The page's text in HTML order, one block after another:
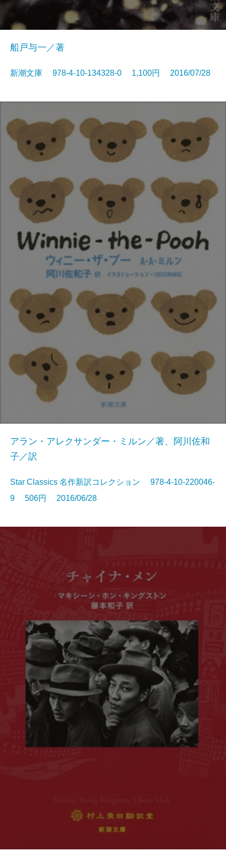
船戸与一／著
新潮文庫 978-4-10-134328-0 1,100円 2016/07/28
アラン・アレクサンダー・ミルン／著、阿川佐和
子／訳
Star Classics 名作新訳コレクション 978-4-10-220046-
9 506円 2016/06/28